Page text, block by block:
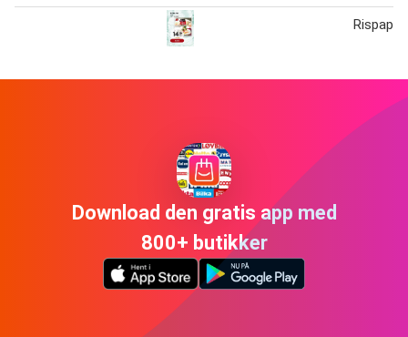
Rispapir
Download den gratis app med
800+ butikker